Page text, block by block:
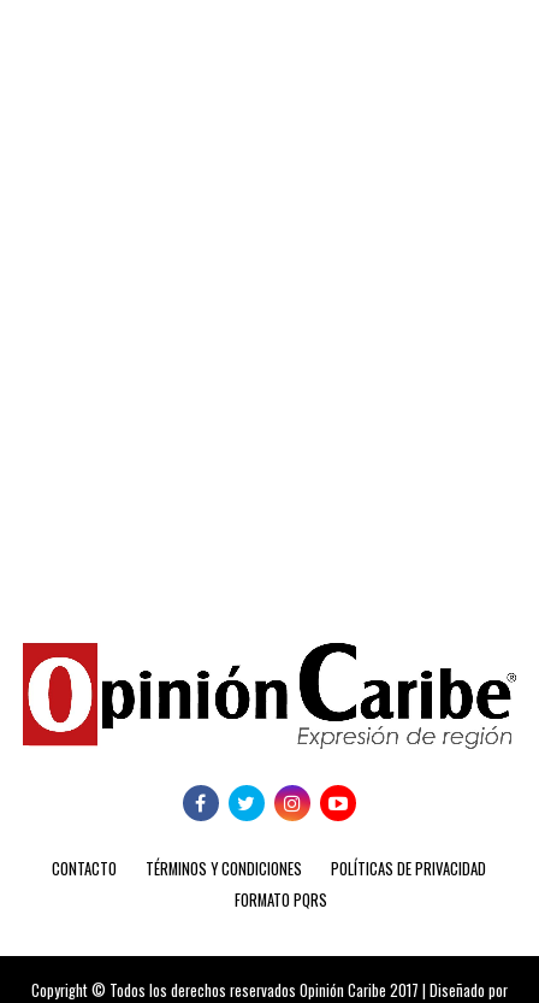
CONTACTO TÉRMINOS Y CONDICIONES
POLÍTICAS DE PRIVACIDAD
FORMATO PQRS
Copyright © Todos los derechos reservados Opinión Caribe 2017 | Diseñado por